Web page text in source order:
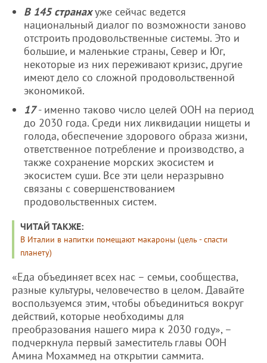
В 145 странахуже сейчас ведется
национальный диалог по возможности заново
отстроить продовольственные системы. Это и
большие, и маленькие страны, Север и Юг,
некоторые из них переживают кризис, другие
имеют дело со сложной продовольственной
экономикой.
17- именно таково число целей ООН на период
до 2030 года. Среди них ликвидации нищеты и
голода, обеспечение здорового образа жизни,
ответственное потребление и производство, а
также сохранение морских экосистем и
экосистем суши. Все эти цели неразрывно
связаны с совершенствованием
продовольственных систем.
ЧИТАЙ ТАКЖЕ:
В Италии в напитки помещают макароны (цель - спасти
планету)
«Еда объединяет всех нас – семьи, сообщества,
разные культуры, человечество в целом. Давайте
воспользуемся этим, чтобы объединиться вокруг
действий, которые необходимы для
преобразования нашего мира к 2030 году», –
подчеркнула первый заместитель главы ООН
Амина Мохаммед на открытии саммита.